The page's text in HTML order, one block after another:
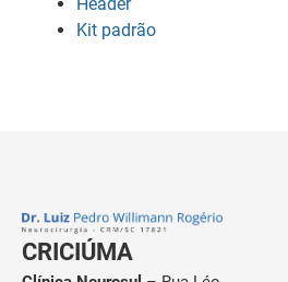
Header
Kit padrão
CRICIÚMA